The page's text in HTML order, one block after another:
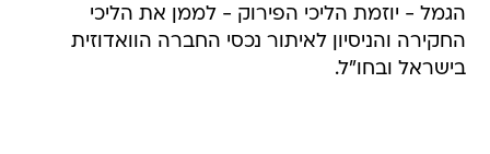
הגמל - יוזמת הליכי הפירוק - לממן את הליכי
החקירה והניסיון לאיתור נכסי החברה הוואדוזית
בישראל ובחו"ל.